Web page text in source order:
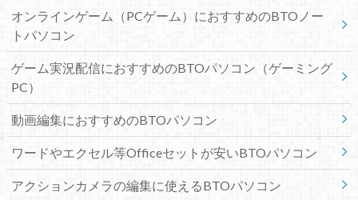
オンラインゲーム（PCゲーム）におすすめのBTOノー
トパソコン
ゲーム実況配信におすすめのBTOパソコン（ゲーミング
PC）
動画編集におすすめのBTOパソコン
ワードやエクセル等Officeセットが安いBTOパソコン
アクションカメラの編集に使えるBTOパソコン